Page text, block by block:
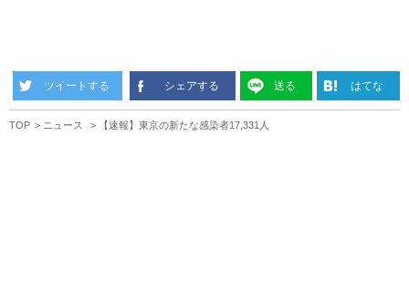
ツイートする シェアする 送る はてな
TOP ニュース 【速報】東京の新たな感染者17,331人